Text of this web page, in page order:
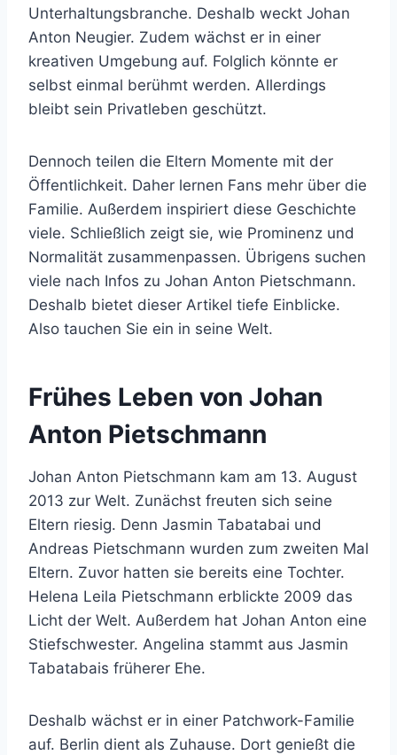
Unterhaltungsbranche. Deshalb weckt Johan
Anton Neugier. Zudem wächst er in einer
kreativen Umgebung auf. Folglich könnte er
selbst einmal berühmt werden. Allerdings
bleibt sein Privatleben geschützt.
Dennoch teilen die Eltern Momente mit der
Öffentlichkeit. Daher lernen Fans mehr über die
Familie. Außerdem inspiriert diese Geschichte
viele. Schließlich zeigt sie, wie Prominenz und
Normalität zusammenpassen. Übrigens suchen
viele nach Infos zu Johan Anton Pietschmann.
Deshalb bietet dieser Artikel tiefe Einblicke.
Also tauchen Sie ein in seine Welt.
Frühes Leben von Johan
Anton Pietschmann
Johan Anton Pietschmann kam am 13. August
2013 zur Welt. Zunächst freuten sich seine
Eltern riesig. Denn Jasmin Tabatabai und
Andreas Pietschmann wurden zum zweiten Mal
Eltern. Zuvor hatten sie bereits eine Tochter.
Helena Leila Pietschmann erblickte 2009 das
Licht der Welt. Außerdem hat Johan Anton eine
Stiefschwester. Angelina stammt aus Jasmin
Tabatabais früherer Ehe.
Deshalb wächst er in einer Patchwork-Familie
auf. Berlin dient als Zuhause. Dort genießt die